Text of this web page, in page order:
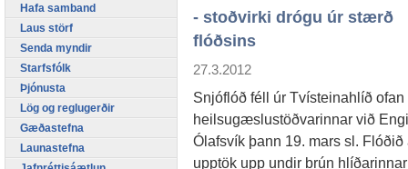
- stoðvirki drógu úr stærð
flóðsins
27.3.2012
Snjóflóð féll úr Tvísteinahlíð ofan
heilsugæslustöðvarinnar við
Ólafsvík þann 19. mars sl. Flóðið
upptök upp undir brún
Hafa samband
Laus störf
Senda myndir
Starfsfólk
Þjónusta
Lög og reglugerðir
Gæðastefna
Launastefna